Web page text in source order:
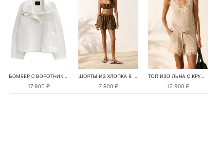
БОМБЕР С ВОРОТНИКОМ-СТОЙКОЙ
17 900 ₽
ШОРТЫ ИЗ ХЛОПКА В КЛЕТКУ
7 900 ₽
ТОП ИЗО ЛЬНА С КРУЖЕВОМ
12 900 ₽